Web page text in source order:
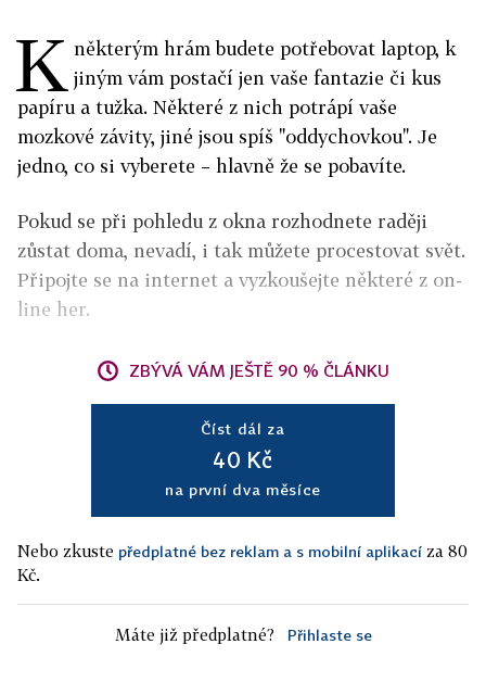
K některým hrám budete potřebovat laptop, k
jiným vám postačí jen vaše fantazie či kus
papíru a tužka. Některé z nich potrápí vaše
mozkové závity, jiné jsou spíš "oddychovkou". Je
jedno, co si vyberete – hlavně že se pobavíte.
Pokud se při pohledu z okna rozhodnete raději
zůstat doma, nevadí, i tak můžete procestovat svět.
Připojte se na internet a vyzkoušejte některé z on-
line her.
ZBÝVÁ VÁM JEŠTĚ 90 % ČLÁNKU
Číst dál za
40 Kč
na první dva měsíce
Nebo zkuste předplatné bez reklam a s mobilní aplikací za 80
Kč.
Máte již předplatné? Přihlaste se